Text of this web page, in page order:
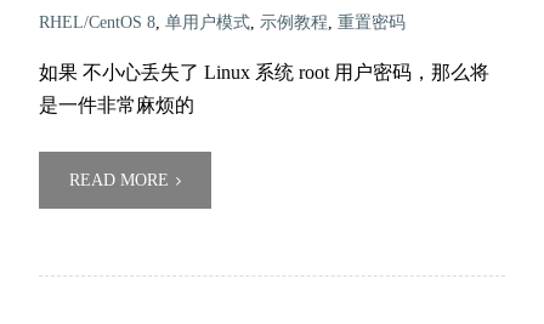
RHEL/CentOS 8, 单用户模式, 示例教程, 重置密码
如果 不小心丢失了 Linux 系统 root 用户密码，那么将
是一件非常麻烦的
READ MORE